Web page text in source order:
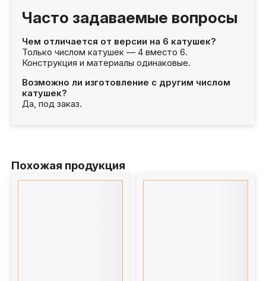
Часто задаваемые вопросы
Чем отличается от версии на 6 катушек?
Только числом катушек — 4 вместо 6.
Конструкция и материалы одинаковые.
Возможно ли изготовление с другим числом
катушек?
Да, под заказ.
Похожая продукция